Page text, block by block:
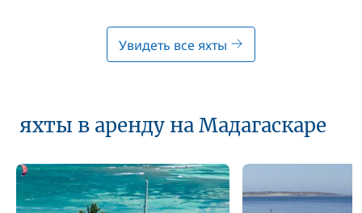
Увидеть все яхты
яхты в аренду на Мадагаскаре